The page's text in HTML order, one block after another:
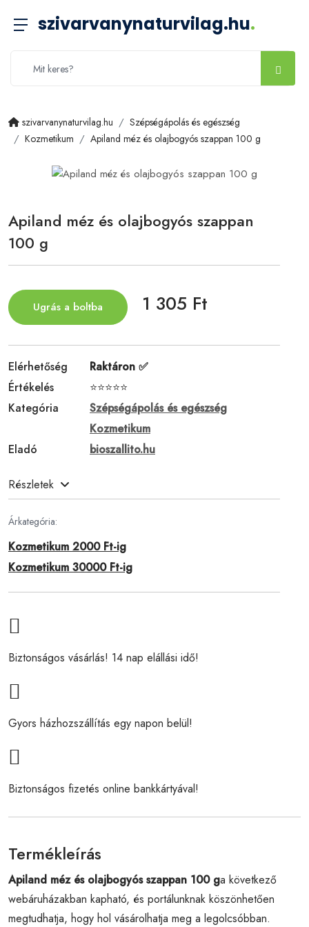
szivarvanynaturvilag.hu.
szivarvanynaturvilag.hu
Szépségápolás és egészség
Kozmetikum
Apiland méz és olajbogyós szappan 100 g
Apiland méz és olajbogyós szappan
100 g
Ugrás a boltba 1 305 Ft
Elérhetőség
Raktáron ✅
Értékelés
⭐⭐⭐⭐⭐
Kategória
Szépségápolás és egészség
Kozmetikum
Eladó
bioszallito.hu
Részletek
Árkategória:
Kozmetikum 2000 Ft-ig
Kozmetikum 30000 Ft-ig
Biztonságos vásárlás! 14 nap elállási idő!
Gyors házhozszállítás egy napon belül!
Biztonságos fizetés online bankkártyával!
Termékleírás
Apiland méz és olajbogyós szappan 100 ga következő
webáruházakban kapható, és portálunknak köszönhetően
megtudhatja, hogy hol vásárolhatja meg a legolcsóbban.